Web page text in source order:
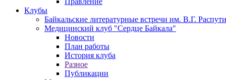
Клубы
Байкальские литературные встречи им. В.Г.
Медицинский клуб "Сердце Байкала"
Новости
План работы
История клуба
Разное
Публикации